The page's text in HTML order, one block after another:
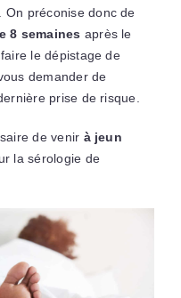
On préconise donc de
8 semaines après le
le dépistage de
demander de
prise de risque.
de venir à jeun
la sérologie de